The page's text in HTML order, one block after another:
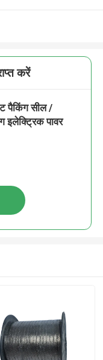
करें
पैकिंग सील /
इलेक्ट्रिक पावर